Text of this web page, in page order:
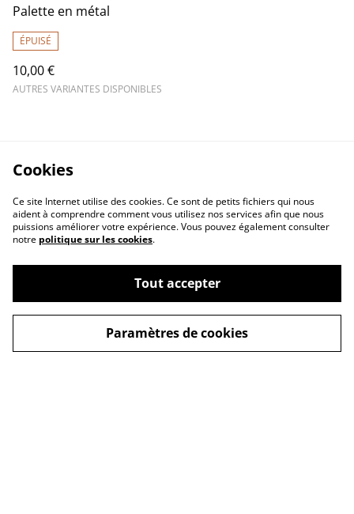
Palette en métal
ÉPUISÉ
10,00 €
AUTRES VARIANTES DISPONIBLES
Contact Us
Legal Terms
Cookies
Ce site Internet utilise des cookies. Ce sont de petits fichiers qui nous
aident à comprendre comment vous utilisez nos services afin que nous
puissions améliorer votre expérience. Vous pouvez également consulter
notre politique sur les cookies.
Tout accepter
Paramètres de cookies